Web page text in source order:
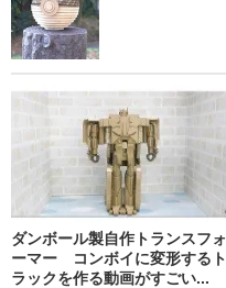
ダンボール製自作トランスフォ
ーマー コンボイに変形するト
ラックを作る動画がすごい...